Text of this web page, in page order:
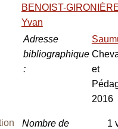
BENOIST-
Yvan
Adresse
bibliographique
:
et
2016
Nombre de
1